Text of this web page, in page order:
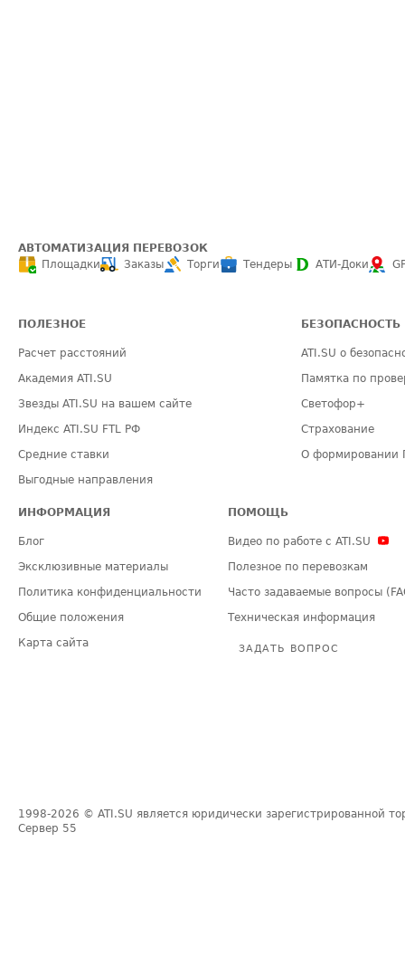
АВТОМАТИЗАЦИЯ ПЕРЕВОЗОК
Площадки
Заказы Торги Тендеры АТИ-Доки
ПОЛЕЗНОЕ
Расчет расстояний
Академия ATI.SU
Звезды ATI.SU на вашем сайте
Индекс ATI.SU FTL РФ
Средние ставки
Выгодные направления
БЕЗОПАСНОСТЬ
ATI.SU о
Памятка по
Светофор+
Страхование
О формировании
ИНФОРМАЦИЯ
Блог
Эксклюзивные материалы
Политика конфиденциальности
Общие положения
Карта сайта
ПОМОЩЬ
Видео по работе с ATI.SU
Полезное по перевозкам
Часто задаваемые вопросы
Техническая информация
ЗАДАТЬ ВОПРОС
1998-2026 © ATI.SU является юридически зарегистрированной
Сервер 55